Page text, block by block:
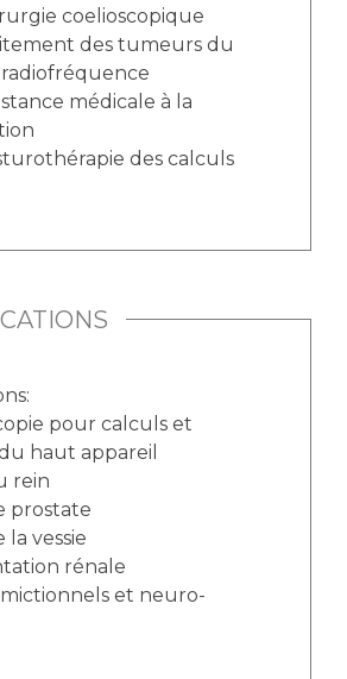
coelioscopique
des calculs
pour calculs et
haut appareil
rein
prostate
la vessie
rénale
et neuro-